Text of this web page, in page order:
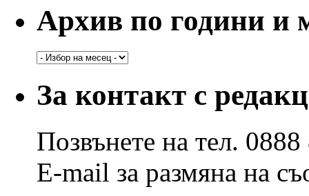
Архив по години и
Архив
и
месеци
За контакт с
Позвънете на тел.
E-mail за размяна на